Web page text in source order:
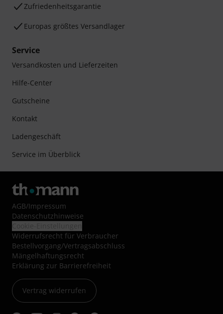
Zufriedenheitsgarantie
Europas größtes Versandlager
Service
Versandkosten und Lieferzeiten
Hilfe-Center
Gutscheine
Kontakt
Ladengeschäft
Service im Überblick
AGB/Impressum
Datenschutzhinweise
Widerrufsrecht für Verbraucher
Bestellvorgang/Vertragsabschluss
Mängelhaftungsrecht
Erklärung zur Barrierefreiheit
Vertrag widerrufen